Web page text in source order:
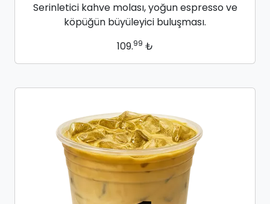
Serinletici kahve molası, yoğun espresso ve
köpüğün büyüleyici buluşması.
109.99 ₺